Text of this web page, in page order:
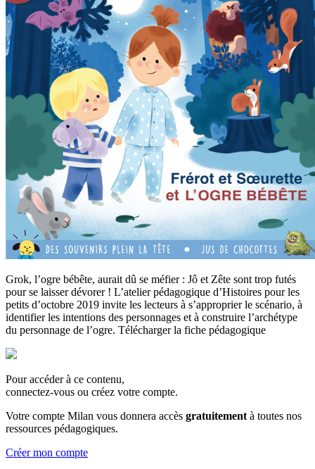
Grok, l’ogre bébête, aurait dû se méfier : Jô et Zête sont trop futés
pour se laisser dévorer ! L’atelier pédagogique d’Histoires pour les
petits d’octobre 2019 invite les lecteurs à s’approprier le scénario, à
identifier les intentions des personnages et à construire l’archétype
du personnage de l’ogre. Télécharger la fiche pédagogique
Pour accéder à ce contenu,
connectez-vous ou créez votre compte.
Votre compte Milan vous donnera accès gratuitement à toutes nos
ressources pédagogiques.
Créer mon compte